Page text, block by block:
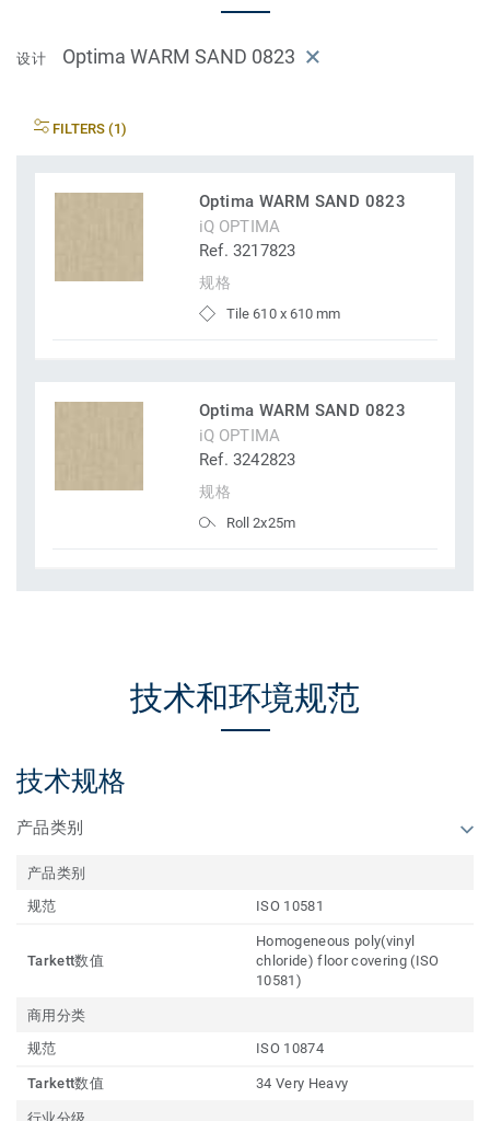
设计 Optima WARM SAND 0823
FILTERS (1)
Optima WARM SAND 0823
iQ OPTIMA
Ref. 3217823
规格
Tile 610 x 610 mm
Optima WARM SAND 0823
iQ OPTIMA
Ref. 3242823
规格
Roll 2x25m
技术和环境规范
技术规格
产品类别
产品类别
规范
ISO 10581
Tarkett数值
Homogeneous poly(vinyl
chloride) floor covering (ISO
10581)
商用分类
规范
ISO 10874
Tarkett数值 34 Very Heavy